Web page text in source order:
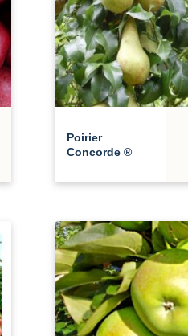
Poirier
Concorde ®